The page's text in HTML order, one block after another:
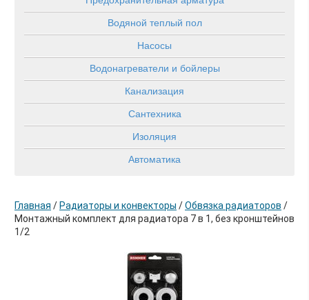
Водяной теплый пол
Насосы
Водонагреватели и бойлеры
Канализация
Сантехника
Изоляция
Автоматика
Главная / Радиаторы и конвекторы /Обвязка радиаторов /
Монтажный комплект для радиатора 7 в 1, без кронштейнов
1/2